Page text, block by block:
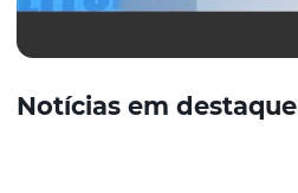
Notícias em destaque